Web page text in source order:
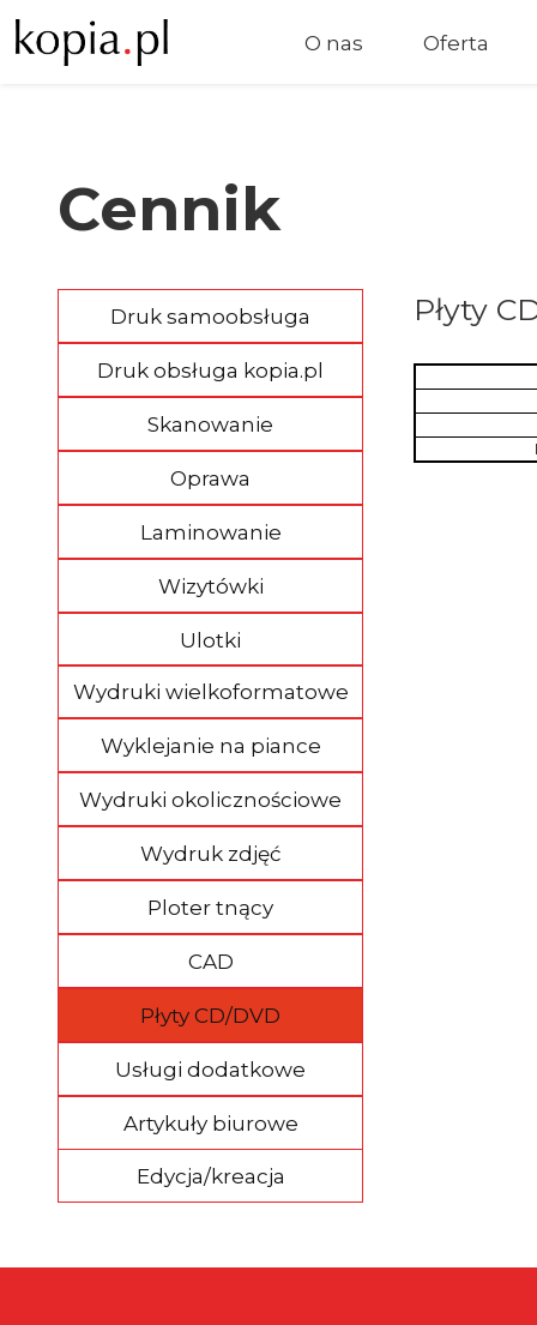
O nas Oferta
Ploter tnący
Wydruk zdjęć
Wydruki okolicznościowe
Wydruki wielkoformatowe
Wyklejanie na piance
CAD
Płyty CD/DVD
Artykuły biurowe
Usługi dodatkowe
Wizytówki
Laminowanie
Oprawa
Ulotki
Skanowanie
Druk samoobsługa
Druk obsługa kopia.pl
Cennik
Edycja/kreacja
Płyty